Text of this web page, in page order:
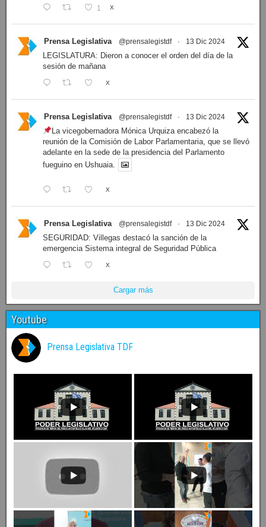
1 X
Prensa Legislativa @prensalegistdf · 13 Dic 2024
LEGISLATURA: Dieron a conocer el orden del día de la
sesión de mañana
X
Prensa Legislativa @prensalegistdf · 13 Dic 2024
La vicegobernadora Mónica Urquiza encabezó la
reunión de la Comisión de Labor Parlamentaria, que se llevó
adelante en la sede de la presidencia del Parlamento
fueguino en Ushuaia.
X
Prensa Legislativa @prensalegistdf · 13 Dic 2024
SEGURIDAD: Villegas destacó la sanción de la
emergencia Sistema integral de Seguridad Pública
X
Cargar más
Youtube
Prensa Legislativa TDF